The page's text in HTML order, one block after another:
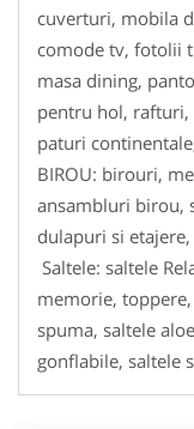
cuverturi, mobila
comode tv, fotolii
masa dining,
pentru hol,
paturi
BIROU: birouri,
ansambluri birou,
dulapuri si
Saltele: saltele
memorie,
spuma, saltele
gonflabile, saltele